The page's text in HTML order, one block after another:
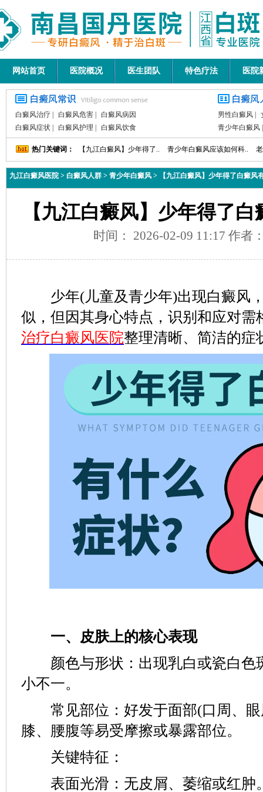
网站首页 医院概况 医生团队 特色疗法 医院
白癜风治疗 白癜风危害
白癜风病因
白癜风症状
白癜风护理 白癜风饮食
男性白癜风
青少年白癜风
热门关键词： 【九江白癜风】少年得了.. 青少年白癜风应该如何科..
九江白癜风医院 > 白癜风人群 > 青少年白癜风 > 【九江白癜风】少年得了白癜风
【九江白癜风】少年得了
时间： 2026-02-09 11:17 作者
少年(儿童及青少年)出现白癜风
似，但因其身心特点，识别和应对需
治疗白癜风医院整理清晰、简洁的症
一、皮肤上的核心表现
颜色与形状：出现乳白或瓷白色
小不一。
常见部位：好发于面部(口周、眼
膝、腰腹等易受摩擦或暴露部位。
关键特征：
表面光滑：无皮屑、萎缩或红肿